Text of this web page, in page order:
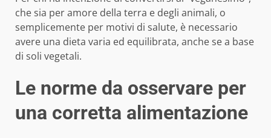
che sia per amore della terra e degli animali, o
semplicemente per motivi di salute, è necessario
avere una dieta varia ed equilibrata, anche se a base
di soli vegetali.
Le norme da osservare per
una corretta alimentazione